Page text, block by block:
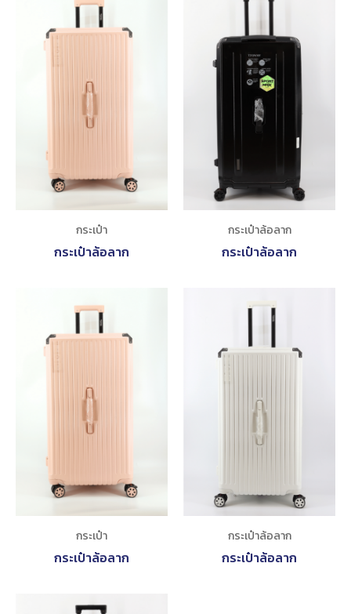
กระเป๋า
กระเป๋าล้อลาก
กระเป๋าล้อลาก
กระเป๋าล้อลาก
กระเป๋า
กระเป๋าล้อลาก
กระเป๋าล้อลาก
กระเป๋าล้อลาก